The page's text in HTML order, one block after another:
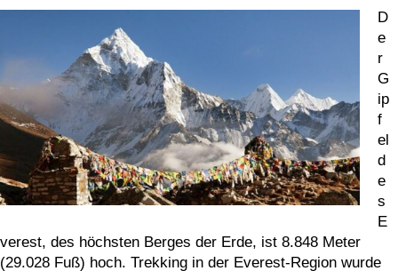
D
e
r
G
ip
f
el
d
e
s
E
verest, des höchsten Berges der Erde, ist 8.848 Meter
(29.028 Fuß) hoch. Trekking in der Everest-Region wurde